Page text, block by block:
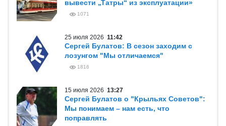
вывести „Татры“ из эксплуатации»
1071
25 июля 2026 11:42
Сергей Булатов: В сезон заходим с
лозунгом "Мы отличаемся"
1816
15 июля 2026 13:27
Сергей Булатов о "Крыльях Советов":
Мы понимаем – нам есть, что
поправлять